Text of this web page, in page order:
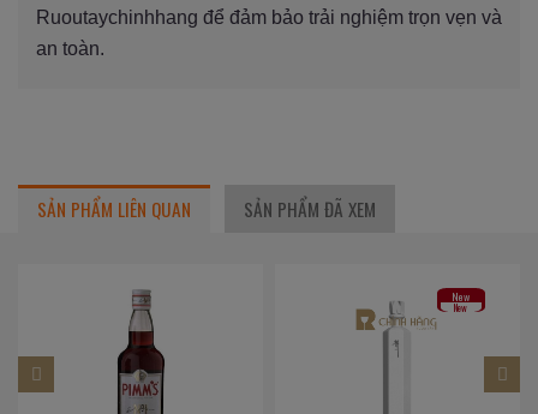
Ruoutaychinhhang để đảm bảo trải nghiệm trọn vẹn và
an toàn.
SẢN PHẨM LIÊN QUAN SẢN PHẨM ĐÃ XEM
New
New